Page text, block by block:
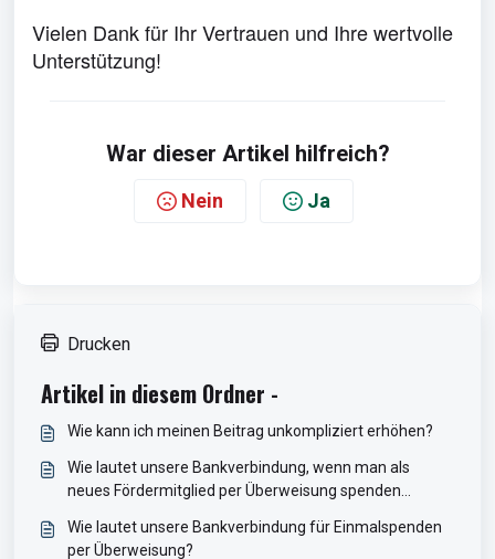
Vielen Dank für Ihr Vertrauen und Ihre wertvolle
Unterstützung!
War dieser Artikel hilfreich?
Nein Ja
Drucken
Artikel in diesem Ordner -
Wie kann ich meinen Beitrag unkompliziert erhöhen?
Wie lautet unsere Bankverbindung, wenn man als
neues Fördermitglied per Überweisung spenden
Wie lautet unsere Bankverbindung für Einmalspenden
per Überweisung?